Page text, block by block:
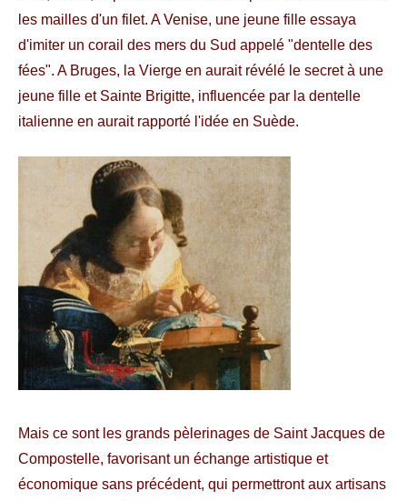
les mailles d'un filet. A Venise, une jeune fille essaya
d'imiter un corail des mers du Sud appelé "dentelle des
fées". A Bruges, la Vierge en aurait révélé le secret à une
jeune fille et Sainte Brigitte, influencée par la dentelle
italienne en aurait rapporté l'idée en Suède.
Mais ce sont les grands pèlerinages de Saint Jacques de
Compostelle, favorisant un échange artistique et
économique sans précédent, qui permettront aux artisans